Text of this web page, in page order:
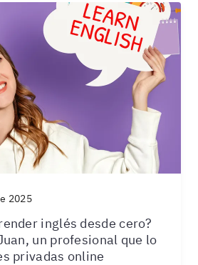
2025
inglés desde cero?
un profesional que lo
privadas online